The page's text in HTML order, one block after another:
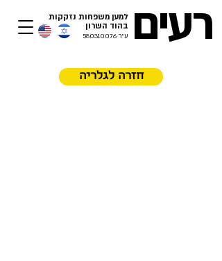
רעים ע"ר 580310076
למען משפחות נזקקות
בהוד השרון​
חזרה לגלריה